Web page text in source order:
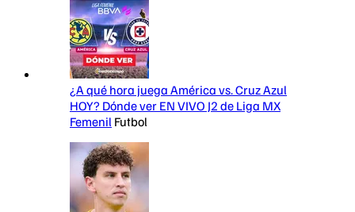
¿A qué hora juega América vs. Cruz Azul
HOY? Dónde ver EN VIVO J2 de Liga MX
Femenil Futbol